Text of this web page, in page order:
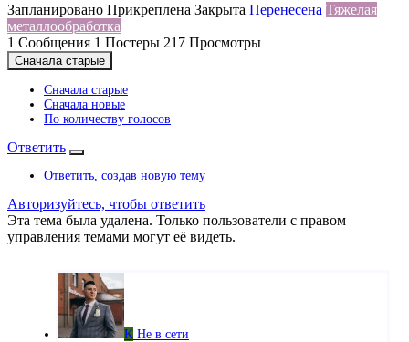
Запланировано Прикреплена Закрыта Перенесена Тяжелая
металлообработка
1 Сообщения 1 Постеры 217 Просмотры
Сначала старые
Сначала старые
Сначала новые
По количеству голосов
Ответить
Ответить, создав новую тему
Авторизуйтесь, чтобы ответить
Эта тема была удалена. Только пользователи с правом
управления темами могут её видеть.
K Не в сети